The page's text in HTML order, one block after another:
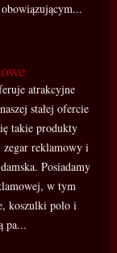
atrakcyjne
stałej ofercie
takie produkty
reklamowy i
Posiadamy
w tym
koszulki polo i
pa...